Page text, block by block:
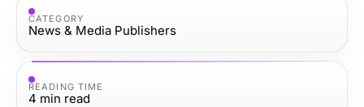
CATEGORY
News & Media Publishers
READING TIME
4 min read